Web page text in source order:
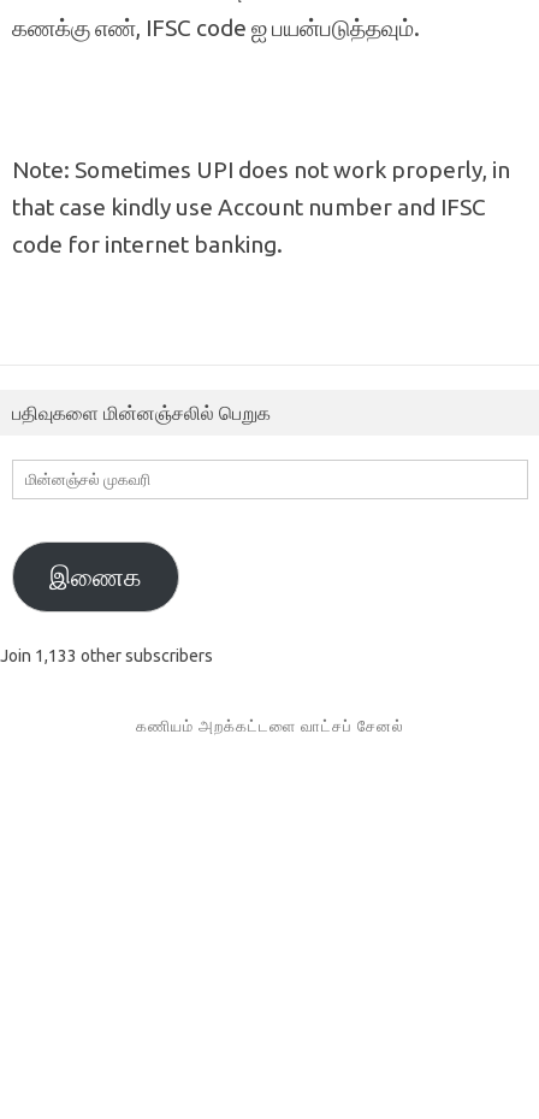
கணக்கு எண், IFSC code ஐ பயன்படுத்தவும்.
Note: Sometimes UPI does not work properly, in
that case kindly use Account number and IFSC
code for internet banking.
பதிவுகளை மின்னஞ்சலில் பெறுக
மின்னஞ்சல்
முகவரி
இணைக
Join 1,133 other subscribers
கணியம் அறக்கட்டளை வாட்சப் சேனல்